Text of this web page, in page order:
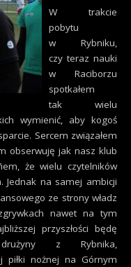
W trakcie
pobytu
w Rybniku,
czy teraz nauki
w Raciborzu
spotkałem
tak wielu
wymienić, aby kogoś
Sercem związałem
obserwuję jak nasz klub
że wielu czytelników
Jednak na samej ambicji
ze strony władz
nawet na tym
przyszłości będę
z Rybnika,
piłki nożnej na Górnym